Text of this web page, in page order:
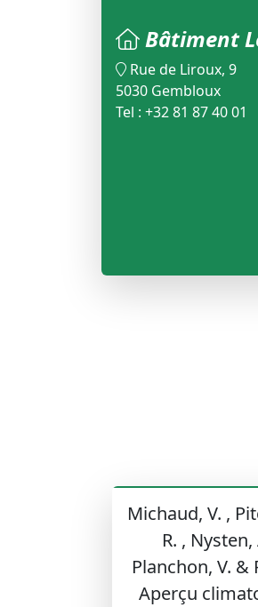
Bâtiment
Rue de Liroux, 9
5030 Gembloux
Tel : +32 81 87 40 01
Michaud, V. ,
R. ,
Planchon, V. &
Aperçu